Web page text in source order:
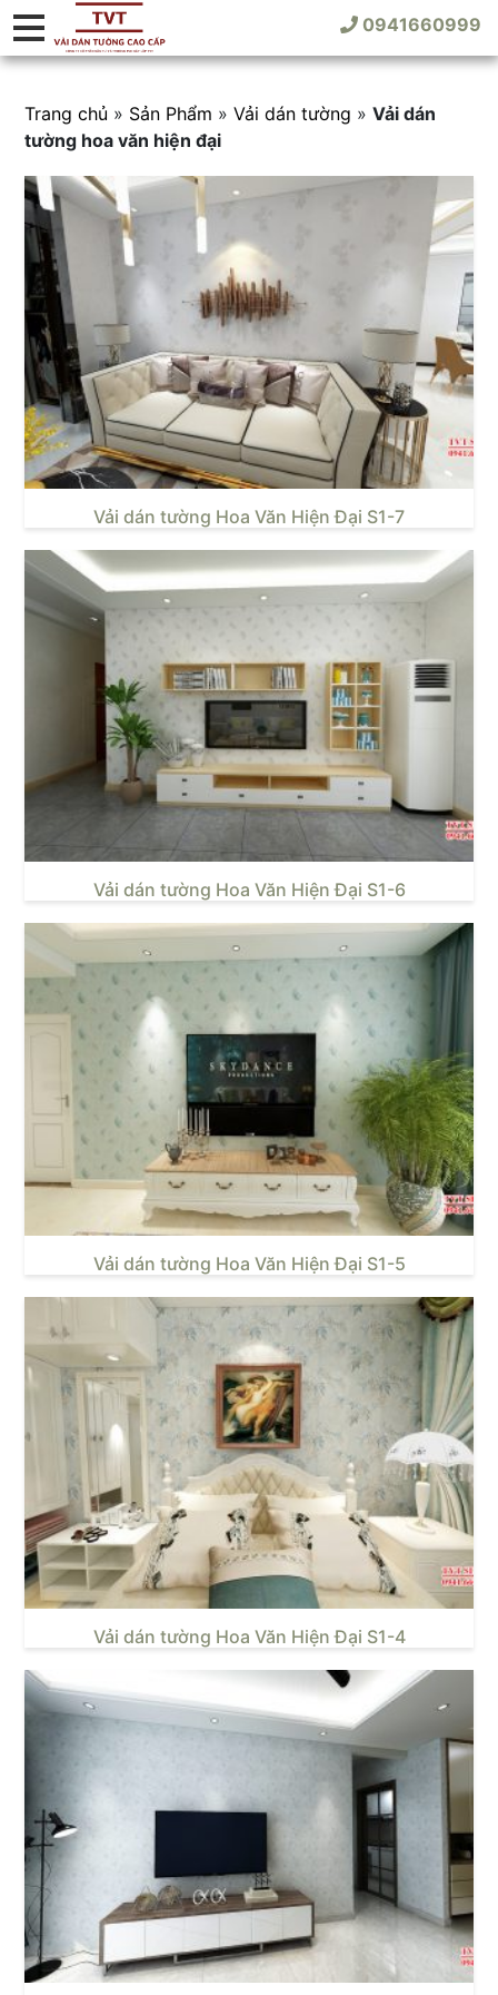
0941660999
Trang chủ » Sản Phẩm »Vải dán tường »Vải dán
tường hoa văn hiện đại
Vải dán tường Hoa Văn Hiện Đại S1-7
Vải dán tường Hoa Văn Hiện Đại S1-6
Vải dán tường Hoa Văn Hiện Đại S1-5
Vải dán tường Hoa Văn Hiện Đại S1-4